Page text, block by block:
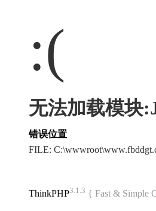
:(
无法加载模块
错误位置
FILE:
ThinkPHP3.1.3 { Fast & Simple